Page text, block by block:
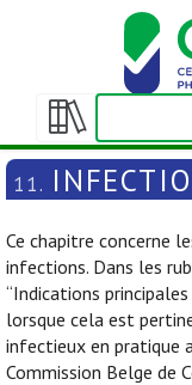
Afficher/masquer
la
table
matières
11.
Ce chapitre concerne
infections. Dans les
“Indications
lorsque cela est
infectieux en pratique
Commission Belge de